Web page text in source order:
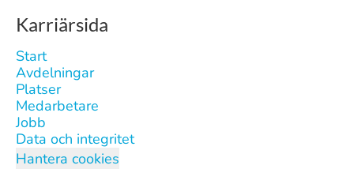
Karriärsida
Start
Avdelningar
Platser
Medarbetare
Jobb
Data och integritet
Hantera cookies